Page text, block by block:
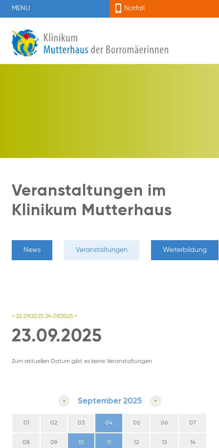
MENU Notfall
Veranstaltungen im
Klinikum Mutterhaus
News Veranstaltungen Weiterbildung
< 22.09.2025 24.09.2025 >
23.09.2025
Zum aktuellen Datum gibt es keine Veranstaltungen
September 2025
01 02 03 04 05 06 07
08 09 10 11 12 13 14